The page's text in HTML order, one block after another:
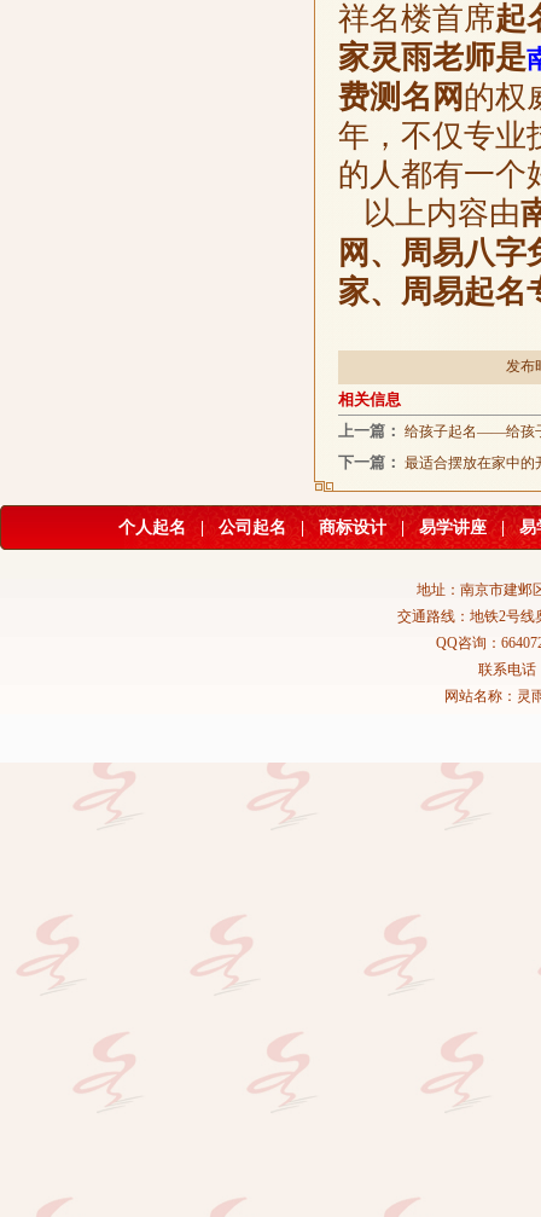
祥名楼首席起
家灵雨老师是
费测名网的权
年，不仅专业
的人都有一个
以上内容由
网、周易八
家、周易起名
发布
相关信息
上一篇： 给孩子起名——给孩
下一篇： 最适合摆放在家中的
个人起名 公司起名 | 商标设计 | 易学讲座 | 易
地址：南京市建邺
交通路线：地铁2号线
QQ咨询：
联系电话
网站名称：灵